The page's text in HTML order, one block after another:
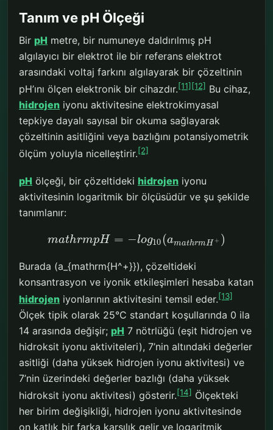
Tanım ve pH Ölçeği
Bir pH metre, bir numuneye daldırılmış pH
algılayıcı bir elektrot ile bir referans elektrot
arasındaki voltaj farkını algılayarak bir çözeltinin
pH’ını ölçen elektronik bir cihazdır.[11] [12] Bu cihaz,
hidrojen iyonu aktivitesine elektrokimyasal
tepkiye dayalı sayısal bir okuma sağlayarak
çözeltinin asitliğini veya bazlığını potansiyometrik
ölçüm yoluyla nicelleştirir.[2]
pH ölçeği, bir çözeltideki hidrojen iyonu
aktivitesinin logaritmik bir ölçüsüdür ve şu şekilde
tanımlanır:
mathrmpH = −log10 (amathrmH + )
Burada (a_{mathrm{H^+}}), çözeltideki
konsantrasyon ve iyonik etkileşimleri hesaba katan
hidrojen iyonlarının aktivitesini temsil eder.[13]
Ölçek tipik olarak 25°C standart koşullarında 0 ila
14 arasında değişir; pH 7 nötrlüğü (eşit hidrojen ve
hidroksit iyonu aktiviteleri), 7’nin altındaki değerler
asitliği (daha yüksek hidrojen iyonu aktivitesi) ve
7’nin üzerindeki değerler bazlığı (daha yüksek
hidroksit iyonu aktivitesi) gösterir.[14] Ölçekteki
her birim değişikliği, hidrojen iyonu aktivitesinde
on katlık bir farka karşılık gelir ve logaritmik